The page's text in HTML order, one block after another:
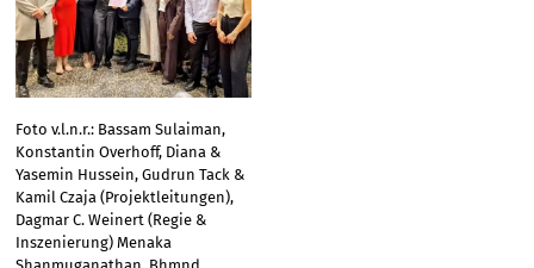
Foto v.l.n.r.: Bassam Sulaiman,
Konstantin Overhoff, Diana &
Yasemin Hussein, Gudrun Tack &
Kamil Czaja (Projektleitungen),
Dagmar C. Weinert (Regie &
Inszenierung) Menaka